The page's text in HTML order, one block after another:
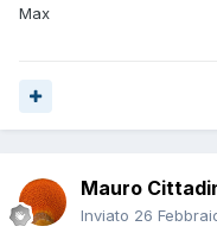
Max
Mauro
Inviato 26